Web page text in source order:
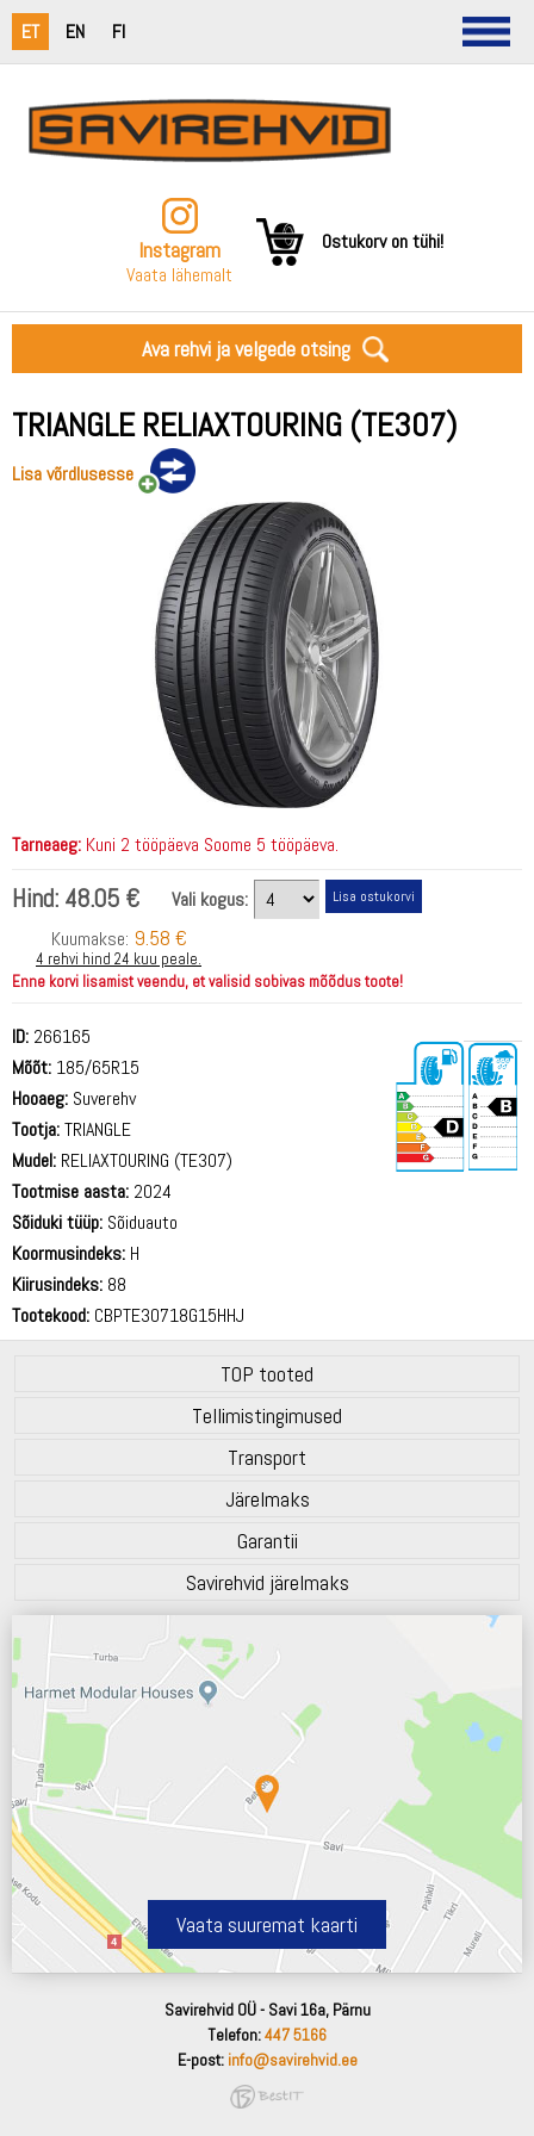
ET EN FI
Instagram
Vaata lähemalt
Ostukorv on tühi!
Ava rehvi ja velgede otsing
TRIANGLE RELIAXTOURING (TE307)
Lisa võrdlusesse
Tarneaeg: Kuni 2 tööpäeva Soome 5 tööpäeva.
Hind: 48.05 €
Vali kogus:
Kuumakse: 9.58 €
4 rehvi hind 24 kuu peale.
Enne korvi lisamist veendu, et valisid sobivas mõõdus toote!
ID: 266165
Mõõt: 185/65R15
Hooaeg: Suverehv
Tootja:TRIANGLE
Mudel: RELIAXTOURING (TE307)
Tootmise aasta: 2024
Sõiduki tüüp: Sõiduauto
Koormusindeks: H
Kiirusindeks: 88
Tootekood: CBPTE30718G15HHJ
TOP tooted
Tellimistingimused
Transport
Järelmaks
Garantii
Savirehvid järelmaks
Vaata suuremat kaarti
Savirehvid OÜ - Savi 16a, Pärnu
Telefon:447 5166
E-post: info@savirehvid.ee